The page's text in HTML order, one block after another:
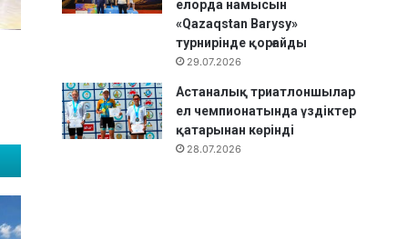
елорда намысын
«Qazaqstan Barysy»
турнирінде қорғайды
29.07.2026
Астаналық триатлоншылар
ел чемпионатында үздіктер
қатарынан көрінді
28.07.2026